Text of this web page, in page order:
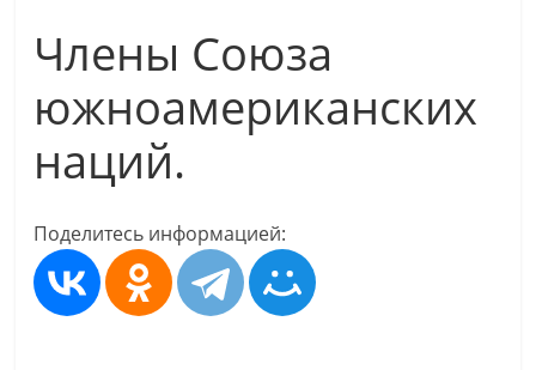
Члены Союза
южноамериканских
наций.
Поделитесь информацией: